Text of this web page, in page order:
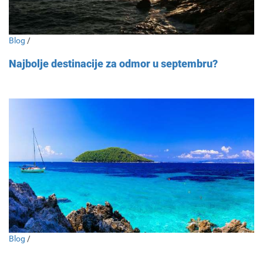
Blog /
Najbolje destinacije za odmor u septembru?
Blog /